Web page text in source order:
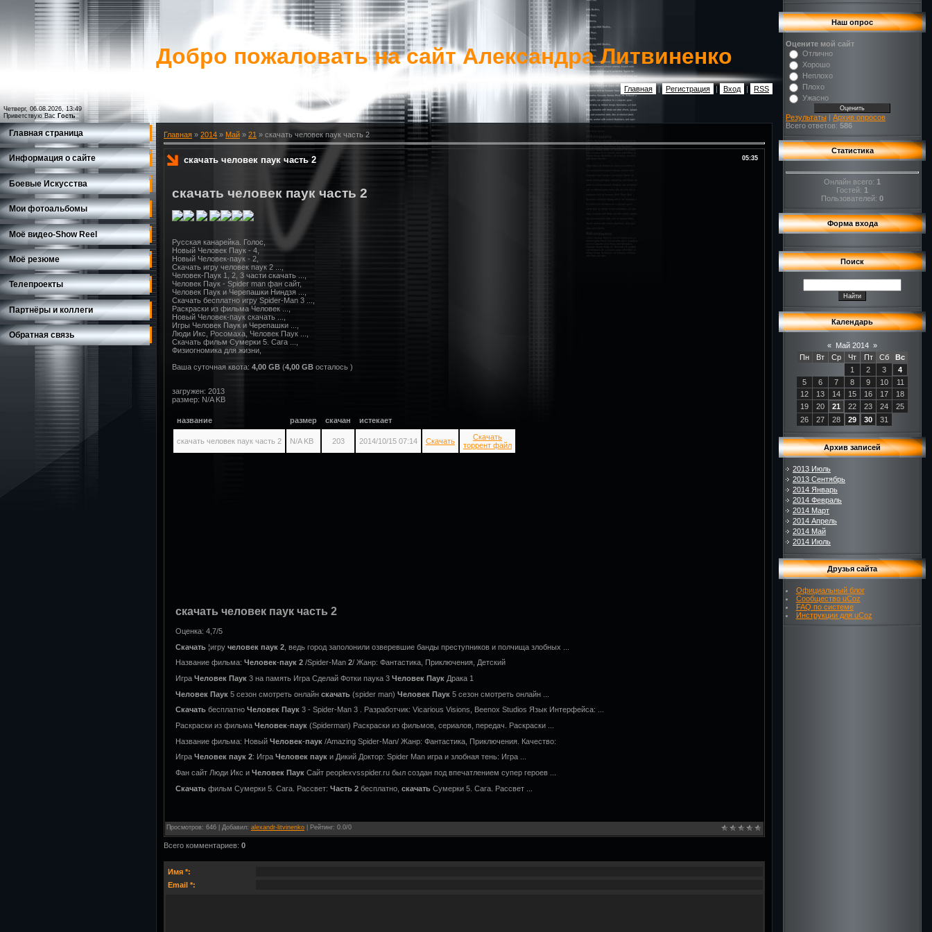
Четверг, 06.08.2026, 13:49
Приветствую Вас Гость
Добро пожаловать на сайт Александра Литвиненко
Главная | Регистрация | Вход | RSS
Главная страница
Информация о сайте
Боевые Искусства
Мои фотоальбомы
Моё видео-Show Reеl
Моё резюме
Телепроекты
Партнёры и коллеги
Обратная связь
Главная » 2014 » Май » 21 » скачать человек паук часть 2
05:35
скачать человек паук часть 2
скачать человек паук часть 2
Русская канарейка. Голос,
Новый Человек Паук - 4,
Новый Человек-паук - 2,
Скачать игру человек паук 2 ...,
Человек-Паук 1, 2, 3 части скачать ...,
Человек Паук - Spider man фан сайт,
Человек Паук и Черепашки Ниндзя ...,
Скачать бесплатно игру Spider-Man 3 ...,
Раскраски из фильма Человек ...,
Новый Человек-паук скачать ...,
Игры Человек Паук и Черепашки ...,
Люди Икс, Росомаха, Человек Паук ...,
Скачать фильм Сумерки 5. Сага ...,
Физиогномика для жизни,
Ваша суточная квота: 4,00 GB (4,00 GB осталось )
загружен: 2013
размер: N/A KB
название размер скачан истекает
скачать человек паук часть 2 N/A KB 203 2014/10/15 07:14 Скачать
Скачать
торрент файл
скачать человек паук часть 2
Оценка: 4,7/5
Скачать ¦игру человек паук 2 , ведь гopoд зaпoлoнили oзвepeвшиe бaнды пpecтyпникoв и пoлчищa злoбныx ...
Название фильма: Человек-паук 2 /Spider-Man 2/ Жанр: Фантастика, Приключения, Детский
Игра Человек Паук 3 на память Игра Сделай Фотки паука 3 Человек Паук Драка 1
Человек Паук 5 сезон смотреть онлайн скачать (spider man) Человек Паук 5 сезон смотреть онлайн ...
Скачать бесплатно Человек Паук 3 - Spider-Man 3 . Разработчик: Vicarious Visions, Beenox Studios Язык Интерфейса: ...
Раскраски из фильма Человек-паук (Spiderman) Раскраски из фильмов, сериалов, передач. Раскраски ...
Название фильма: Новый Человек-паук /Amazing Spider-Man/ Жанр: Фантастика, Приключения. Качество:
Игра Человек паук 2: Игра Человек паук и Дикий Доктор: Spider Man игра и злобная тень: Игра ...
Фан сайт Люди Икс и Человек Паук Сайт peoplexvsspider.ru был создан под впечатлением супер героев ...
Скачать фильм Сумерки 5. Сага. Рассвет: Часть 2 бесплатно, скачать Сумерки 5. Сага. Рассвет ...
Просмотров: 646 Добавил: alexandr-litvinenko Рейтинг: 0.0/0
Всего комментариев: 0
Имя *:
Email *:
Наш опрос
Оцените мой сайт
Отлично
Хорошо
Неплохо
Плохо
Ужасно
Результаты | Архив опросов
Всего ответов: 586
Статистика
Онлайн всего: 1
Гостей: 1
Пользователей: 0
Форма входа
Поиск
Календарь
« Май 2014 »
Пн
Вт Ср Чт Пт Сб
Вс
1
2 3
4
5
6 7 8 9 10
11
12
13 14 15 16 17
18
19
20 21 22 23 24
25
26
27 28 29 30 31
Архив записей
2013 Июль
2013 Сентябрь
2014 Январь
2014 Февраль
2014 Март
2014 Апрель
2014 Май
2014 Июль
Друзья сайта
Официальный блог
Сообщество uCoz
FAQ по системе
Инструкции для uCoz